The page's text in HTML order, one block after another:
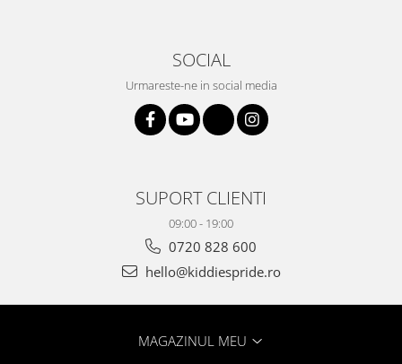
SOCIAL
Urmareste-ne in social media
SUPORT CLIENTI
09:00 - 19:00
0720 828 600
hello@kiddiespride.ro
MAGAZINUL MEU